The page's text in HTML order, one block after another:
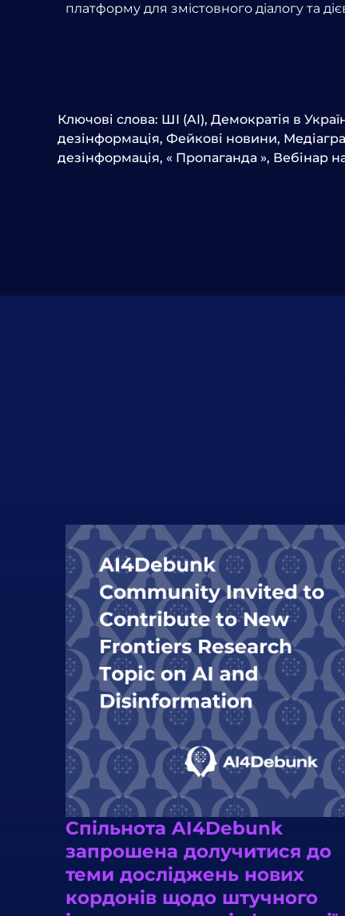
платформу для змістовного діалогу та
Ключові слова: ШІ (AI), Демократія в
дезінформація, Фейкові новини,
дезінформація, « Пропаганда », Вебінар
Спільнота AI4Debunk
запрошена долучитися до
теми досліджень нових
кордонів щодо штучного